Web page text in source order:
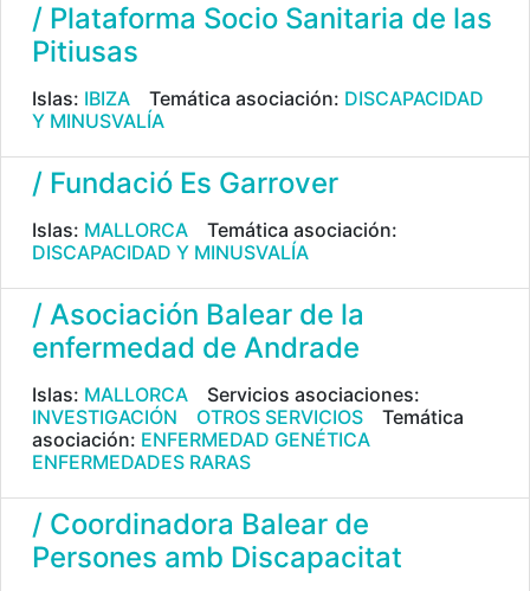
/ Plataforma Socio Sanitaria de las
Pitiusas
Islas: IBIZA Temática asociación: DISCAPACIDAD
Y MINUSVALÍA
/ Fundació Es Garrover
Islas: MALLORCA
Temática asociación:
DISCAPACIDAD Y MINUSVALÍA
/ Asociación Balear de la
enfermedad de Andrade
Islas: MALLORCA
Servicios asociaciones:
INVESTIGACIÓN
OTROS SERVICIOS
Temática
asociación: ENFERMEDAD GENÉTICA
ENFERMEDADES RARAS
/ Coordinadora Balear de
Persones amb Discapacitat